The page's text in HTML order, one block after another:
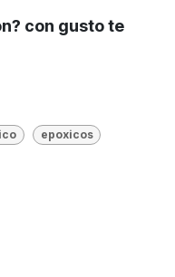
con gusto te
epoxicos